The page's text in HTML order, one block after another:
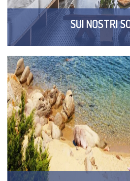
SUI NOSTRI